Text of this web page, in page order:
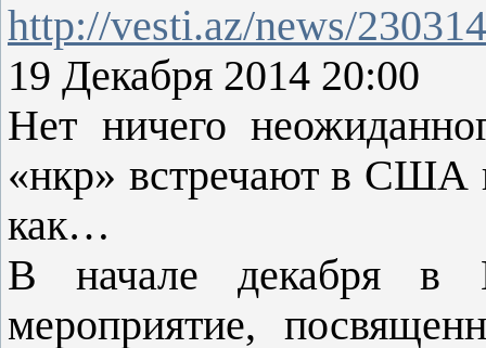
http://vesti.az/news/230314
19 Декабря 2014 20:00
Нет ничего
«нкр» встречают в США
как…
В начале декабря в
мероприятие,